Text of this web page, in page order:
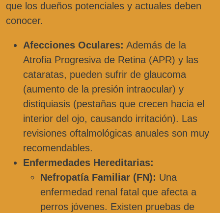
que los dueños potenciales y actuales deben
conocer.
Afecciones Oculares: Además de la
Atrofia Progresiva de Retina (APR) y las
cataratas, pueden sufrir de glaucoma
(aumento de la presión intraocular) y
distiquiasis (pestañas que crecen hacia el
interior del ojo, causando irritación). Las
revisiones oftalmológicas anuales son muy
recomendables.
Enfermedades Hereditarias:
Nefropatía Familiar (FN): Una
enfermedad renal fatal que afecta a
perros jóvenes. Existen pruebas de